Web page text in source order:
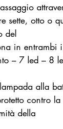
sette, otto o
del
in entrambi
– 7 led – 8
alla
contro la
della